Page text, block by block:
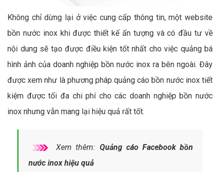
Không chỉ dừng lại ở việc cung cấp thông tin, một website
bồn nước inox khi được thiết kế ấn tượng và có đầu tư về
nội dung sẽ tạo được điều kiện tốt nhất cho việc quảng bá
hình ảnh của doanh nghiệp bồn nước inox ra bên ngoài. Đây
được xem như là phương pháp quảng cáo bồn nước inox tiết
kiệm được tối đa chi phí cho các doanh nghiệp bồn nước
inox nhưng vẫn mang lại hiệu quả rất tốt.
Xem thêm: Quảng cáo Facebook bồn
nước inox hiệu quả